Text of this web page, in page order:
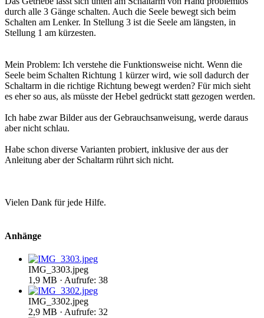
durch alle 3 Gänge schalten. Auch die Seele bewegt sich beim
Schalten am Lenker. In Stellung 3 ist die Seele am längsten, in
Stellung 1 am kürzesten.
Mein Problem: Ich verstehe die Funktionsweise nicht. Wenn die
Seele beim Schalten Richtung 1 kürzer wird, wie soll dadurch der
Schaltarm in die richtige Richtung bewegt werden? Für mich sieht
es eher so aus, als müsste der Hebel gedrückt statt gezogen werden.
Ich habe zwar Bilder aus der Gebrauchsanweisung, werde daraus
aber nicht schlau.
Habe schon diverse Varianten probiert, inklusive der aus der
Anleitung aber der Schaltarm rührt sich nicht.
Vielen Dank für jede Hilfe.
Anhänge
IMG_3303.jpeg
1,9 MB · Aufrufe: 38
IMG_3302.jpeg
2,9 MB · Aufrufe: 32